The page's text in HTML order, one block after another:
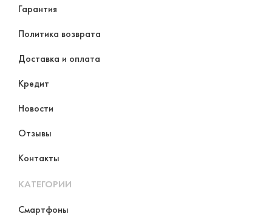
Гарантия
Политика возврата
Доставка и оплата
Кредит
Новости
Отзывы
Контакты
КАТЕГОРИИ
Смартфоны